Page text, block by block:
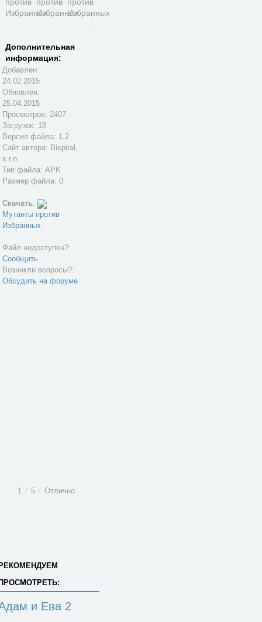
Дополнительная
информация:
Добавлен:
24.02.2015
Обновлен:
25.04.2015
Просмотров: 2407
Загрузок: 18
Версия файла: 1.2
Сайт автора: Bispiral,
s.r.o.
Тип файла: APK
Размер файла: 0
Скачать:
Мутанты против
Избранных
Файл недоступен?:
Сообщить
Возникли вопросы?:
Обсудить на форуме
1 ⁄ 5 ⁄ Отлично
и Ева 2